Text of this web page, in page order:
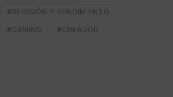
#REVISIÓN Y RENDIMIENTO
#GAMING #CREADOR